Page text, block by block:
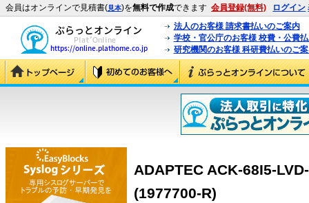
会員はオンラインで見積書(見本)を無料で作成できます 会員登録(無料) ログイン
法人のお客様 請求書払いのご案内
学校・官公庁のお客様 校費・公費
研究機関のお客様 科研費払いのご
ADAPTEC ACK-68I5-
(1977700-R)